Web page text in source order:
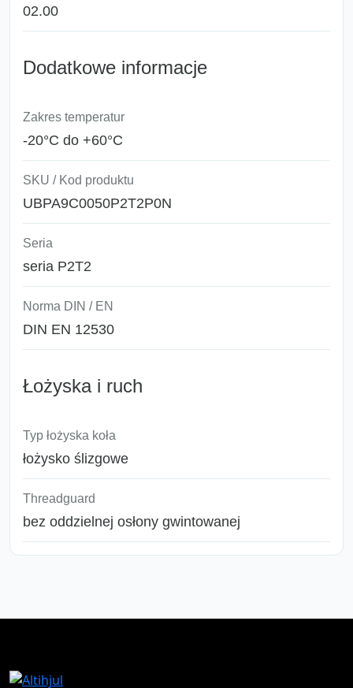
02.00
Dodatkowe informacje
Zakres temperatur
-20°C do +60°C
SKU / Kod produktu
UBPA9C0050P2T2P0N
Seria
seria P2T2
Norma DIN / EN
DIN EN 12530
Łożyska i ruch
Typ łożyska koła
łożysko ślizgowe
Threadguard
bez oddzielnej osłony gwintowanej